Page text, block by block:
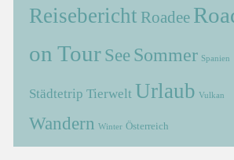
Reisebericht Roadee
on Tour See Sommer Spanien
Städtetrip Tierwelt Urlaub Vulkan
Wandern Winter Österreich